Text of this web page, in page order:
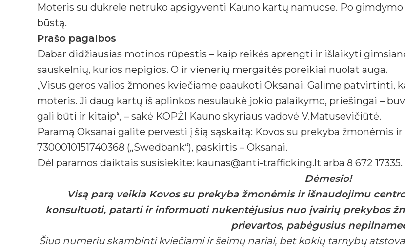
Moteris su dukrele netruko apsigyventi Kauno kartų namuose. Po
būstą.
Prašo pagalbos
Dabar didžiausias motinos rūpestis – kaip reikės aprengti ir išlaikyti
sauskelnių, kurios nepigios. O ir vienerių mergaitės poreikiai nuolat auga.
„Visus geros valios žmones kviečiame paaukoti Oksanai. Galime patvirtinti,
moteris. Ji daug kartų iš aplinkos nesulaukė jokio palaikymo, priešingai –
gali būti ir kitaip“, – sakė KOPŽI Kauno skyriaus vadovė V.Matusevičiūtė.
Paramą Oksanai galite pervesti į šią sąskaitą: Kovos su prekyba žmonėmis
7300010151740368 („Swedbank“), paskirtis – Oksanai.
Dėl paramos daiktais susisiekite: kaunas@anti-trafficking.lt arba 8 672 17335.
Dėmesio!
Visą parą veikia Kovos su prekyba žmonėmis ir išnaudojimu centro
konsultuoti, patarti ir informuoti nukentėjusius nuo įvairių prekybos
prievartos, pabėgusius
Šiuo numeriu skambinti kviečiami ir šeimų nariai, bet kokių tarnybų